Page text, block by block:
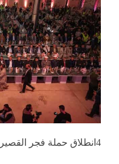
4انطلاق حملة فجر القصير